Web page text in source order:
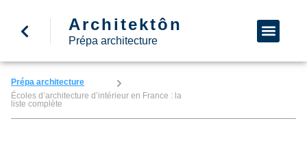
Architektôn
Prépa architecture
Prépa architecture
Écoles d’architecture d’intérieur en France : la
liste complète